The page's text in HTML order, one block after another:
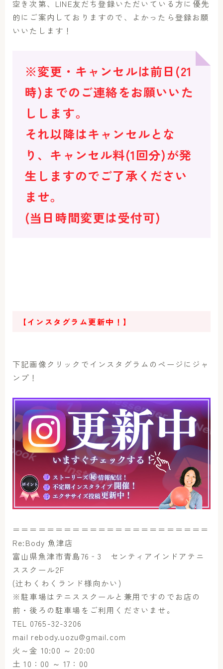
空き次第、LINE友だち登録いただいている方に優先
的にご案内しておりますので、よかったら登録お願
いいたします！
※変更・キャンセルは前日(21
時)までのご連絡をお願いいた
しします。
それ以降はキャンセルとな
り、キャンセル料(1回分)が発
生しますのでご了承ください
ませ。
(当日時間変更は受付可)
【インスタグラム更新中！】
下記画像クリックでインスタグラムのページにジャ
ンプ！
＝＝＝＝＝＝＝＝＝＝＝＝＝＝＝＝＝＝＝＝＝＝＝
Re:Body 魚津店
富山県魚津市青島76‐3 センティアインドアテニ
ススクール2F
(辻わくわくランド様向かい)
※駐車場はテニススクールと兼用ですのでお店の
前・後ろの駐車場をご利用くださいませ。
TEL 0765-32-3206
mail rebody.uozu@gmail.com
火～金 10:00 ～ 20:00
土 10：00 ～ 17：00